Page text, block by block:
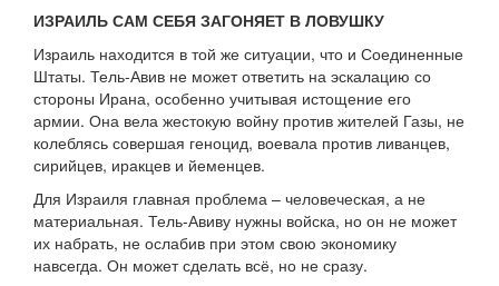
ИЗРАИЛЬ САМ СЕБЯ ЗАГОНЯЕТ В ЛОВУШКУ
Израиль находится в той же ситуации, что и Соединенные
Штаты. Тель-Авив не может ответить на эскалацию со
стороны Ирана, особенно учитывая истощение его
армии. Она вела жестокую войну против жителей Газы, не
колеблясь совершая геноцид, воевала против ливанцев,
сирийцев, иракцев и йеменцев.
Для Израиля главная проблема – человеческая, а не
материальная. Тель-Авиву нужны войска, но он не может
их набрать, не ослабив при этом свою экономику
навсегда. Он может сделать всё, но не сразу.